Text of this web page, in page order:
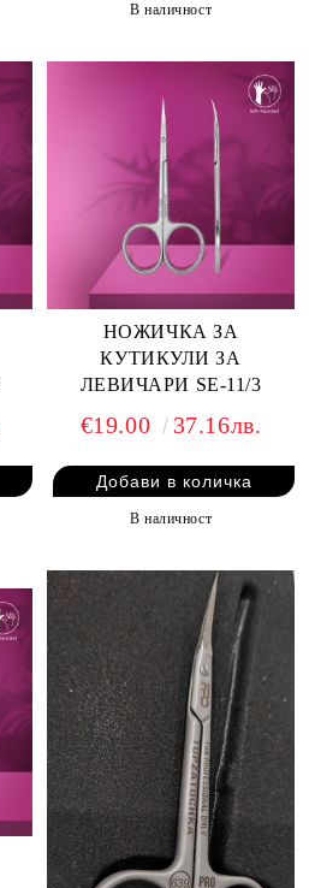
В наличност
НОЖИЧКА ЗА
КУТИКУЛИ ЗА
ЛЕВИЧАРИ SE-11/3
€19.00 37.16лв.
В наличност